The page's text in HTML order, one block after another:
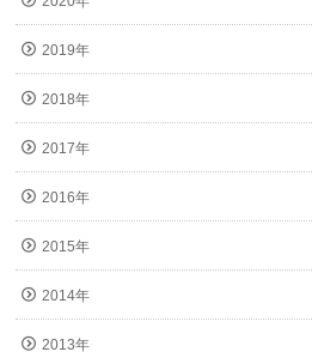
2019年
2018年
2017年
2016年
2015年
2014年
2013年